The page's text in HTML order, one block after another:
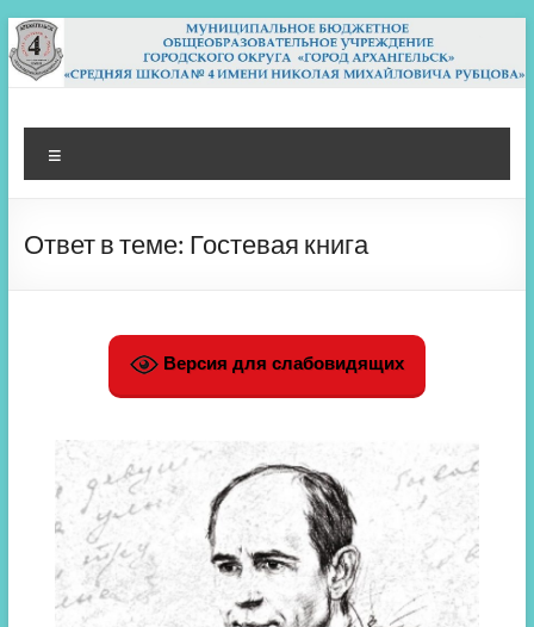
Перейти
к
содержимому
МБОУ СШ 4
Архангельск
Ответ в теме: Гостевая книга
Версия для слабовидящих